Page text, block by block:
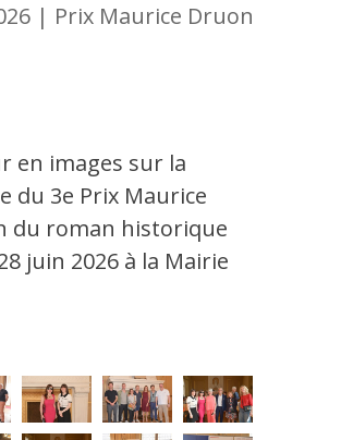
| Prix Maurice Druon
en images sur la
du 3e Prix Maurice
du roman historique
juin 2026 à la Mairie